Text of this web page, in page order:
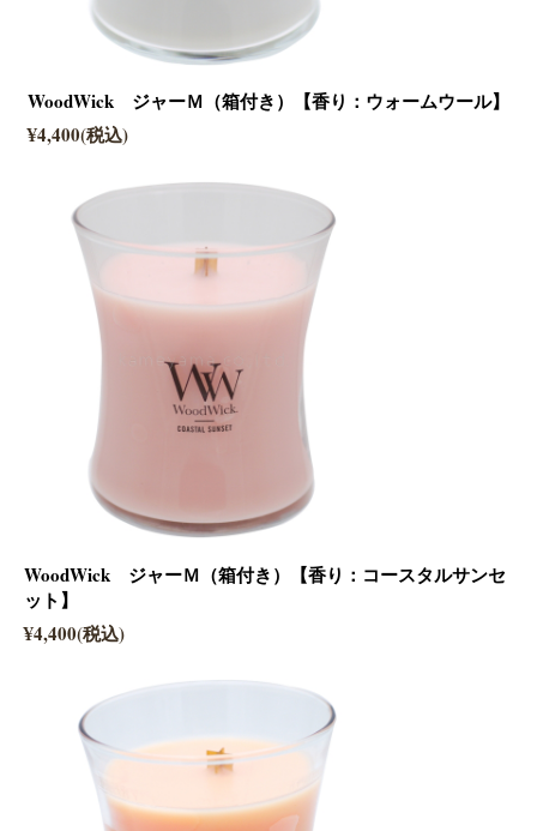
WoodWick ジャーＭ（箱付き）【香り：ウォームウール】
¥4,400(税込)
WoodWick ジャーＭ（箱付き）【香り：コースタルサンセ
ット】
¥4,400(税込)